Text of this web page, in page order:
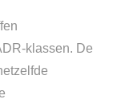
klassen. De